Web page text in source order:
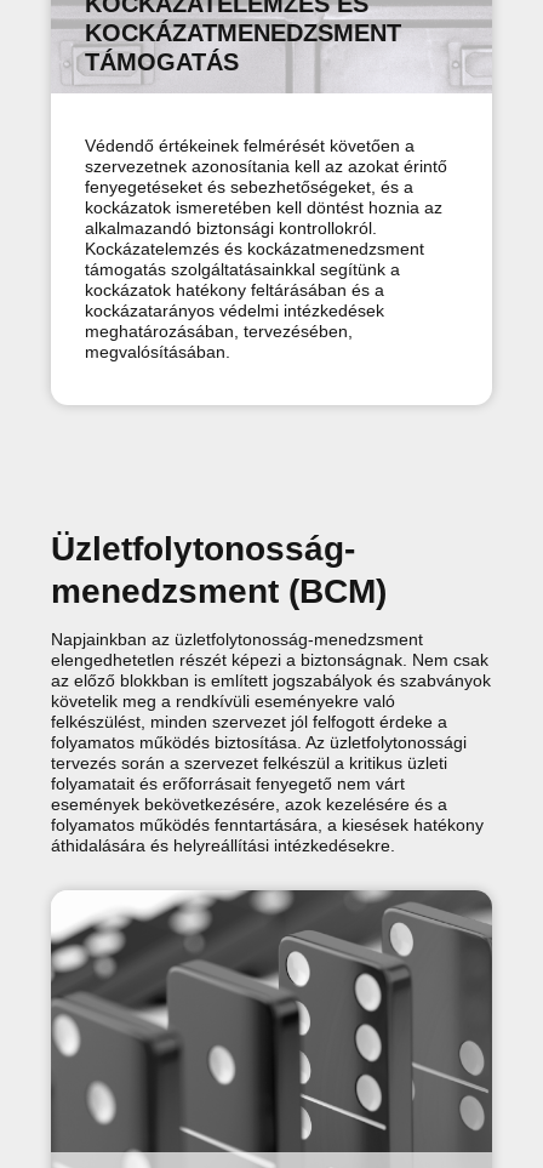
KOCKÁZATMENEDZSMENT
TÁMOGATÁS
Védendő értékeinek felmérését követően a
szervezetnek azonosítania kell az azokat érintő
fenyegetéseket és sebezhetőségeket, és a
kockázatok ismeretében kell döntést hoznia az
alkalmazandó biztonsági kontrollokról.
Kockázatelemzés és kockázatmenedzsment
támogatás szolgáltatásainkkal segítünk a
kockázatok hatékony feltárásában és a
kockázatarányos védelmi intézkedések
meghatározásában, tervezésében,
megvalósításában.
Üzletfolytonosság-
menedzsment (BCM)
Napjainkban az üzletfolytonosság-menedzsment
elengedhetetlen részét képezi a biztonságnak. Nem csak
az előző blokkban is említett jogszabályok és szabványok
követelik meg a rendkívüli eseményekre való
felkészülést, minden szervezet jól felfogott érdeke a
folyamatos működés biztosítása. Az üzletfolytonossági
tervezés során a szervezet felkészül a kritikus üzleti
folyamatait és erőforrásait fenyegető nem várt
események bekövetkezésére, azok kezelésére és a
folyamatos működés fenntartására, a kiesések hatékony
áthidalására és helyreállítási intézkedésekre.